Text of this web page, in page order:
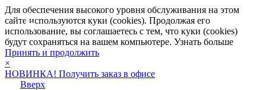
Для обеспечения высокого уровня обслуживания на этом
сайте используются куки (cookies). Продолжая его
использование, вы соглашаетесь с тем, что куки (cookies)
будут сохраняться на вашем компьютере. Узнать больше
Принять и продолжить
×
НОВИНКА! Получить заказ в офисе
Вверх